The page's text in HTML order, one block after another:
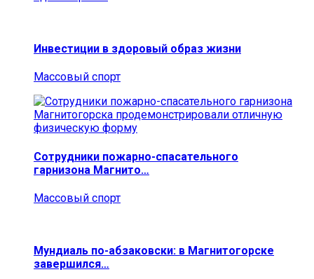
Инвестиции в здоровый образ жизни
Массовый спорт
Сотрудники пожарно-спасательного
гарнизона Магнито…
Массовый спорт
Мундиаль по-абзаковски: в Магнитогорске
завершился…